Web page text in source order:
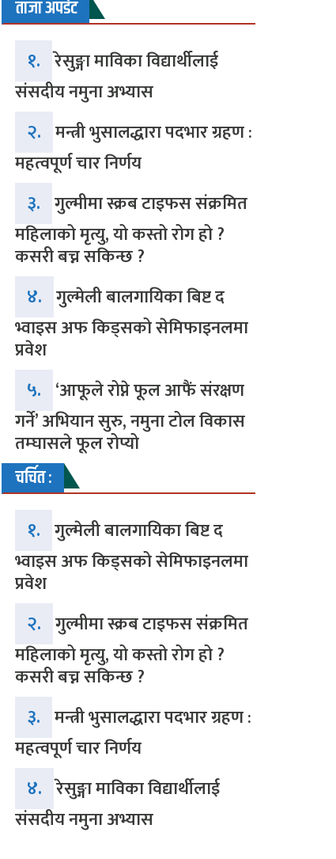
ताजा अपडेट
१. रेसुङ्गा माविका विद्यार्थीलाई
संसदीय नमुना अभ्यास
२. मन्त्री भुसालद्धारा पदभार ग्रहण :
महत्वपूर्ण चार निर्णय
३. गुल्मीमा स्क्रब टाइफस संक्रमित
महिलाको मृत्यु, यो कस्तो रोग हो ?
कसरी बच्न सकिन्छ ?
४. गुल्मेली बालगायिका बिष्ट द
भ्वाइस अफ किड्सको सेमिफाइनलमा
प्रवेश
५. ‘आफूले रोप्ने फूल आफैं संरक्षण
गर्ने’ अभियान सुरु, नमुना टोल विकास
तम्घासले फूल रोप्यो
चर्चित :
१. गुल्मेली बालगायिका बिष्ट द
भ्वाइस अफ किड्सको सेमिफाइनलमा
प्रवेश
२. गुल्मीमा स्क्रब टाइफस संक्रमित
महिलाको मृत्यु, यो कस्तो रोग हो ?
कसरी बच्न सकिन्छ ?
३. मन्त्री भुसालद्धारा पदभार ग्रहण :
महत्वपूर्ण चार निर्णय
४. रेसुङ्गा माविका विद्यार्थीलाई
संसदीय नमुना अभ्यास